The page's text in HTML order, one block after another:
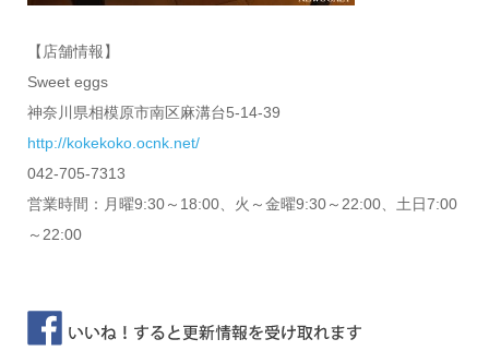
【店舗情報】
Sweet eggs
神奈川県相模原市南区麻溝台5-14-39
http://kokekoko.ocnk.net/
042-705-7313
営業時間：月曜9:30～18:00、火～金曜9:30～22:00、土日7:00
～22:00